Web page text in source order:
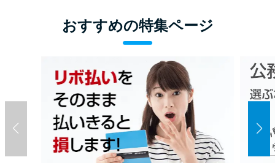
おすすめの特集ページ